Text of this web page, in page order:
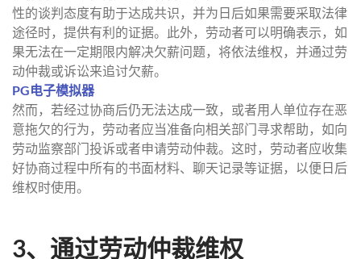
性的谈判态度有助于达成共识，并为日后如果需要采取法律
途径时，提供有利的证据。此外，劳动者可以明确表示，如
果无法在一定期限内解决欠薪问题，将依法维权，并通过劳
动仲裁或诉讼来追讨欠薪。
PG电子模拟器
然而，若经过协商后仍无法达成一致，或者用人单位存在恶
意拖欠的行为，劳动者应当准备向相关部门寻求帮助，如向
劳动监察部门投诉或者申请劳动仲裁。这时，劳动者应收集
好协商过程中所有的书面材料、聊天记录等证据，以便日后
维权时使用。
3、通过劳动仲裁维权